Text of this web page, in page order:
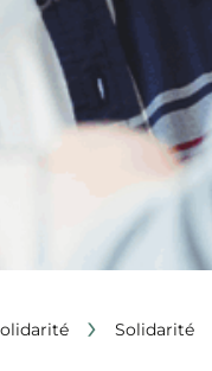
› Solidarité